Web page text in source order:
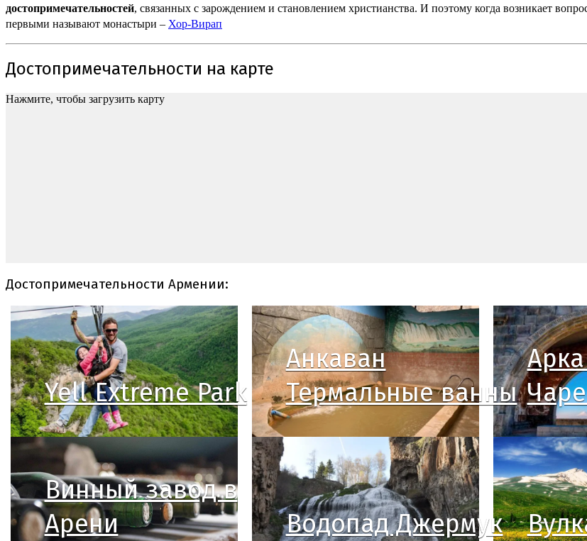
достопримечательностей, связанных с зарождением и становлением христианства. И поэтому когда возникает
первыми называют монастыри – Хор-Вирап
Достопримечательности на карте
Нажмите, чтобы загрузить карту
Достопримечательности Армении:
Yell Extreme Park
Анкаван
Термальные ванны
Винный завод в
Арени
Водопад Джермук